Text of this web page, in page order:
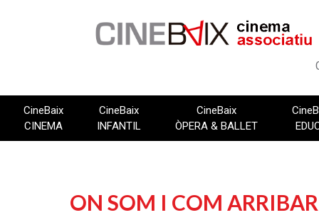
CineBaix
CINEMA
CineBaix
INFANTIL
CineBaix
ÒPERA & BALLET
ON SOM I COM